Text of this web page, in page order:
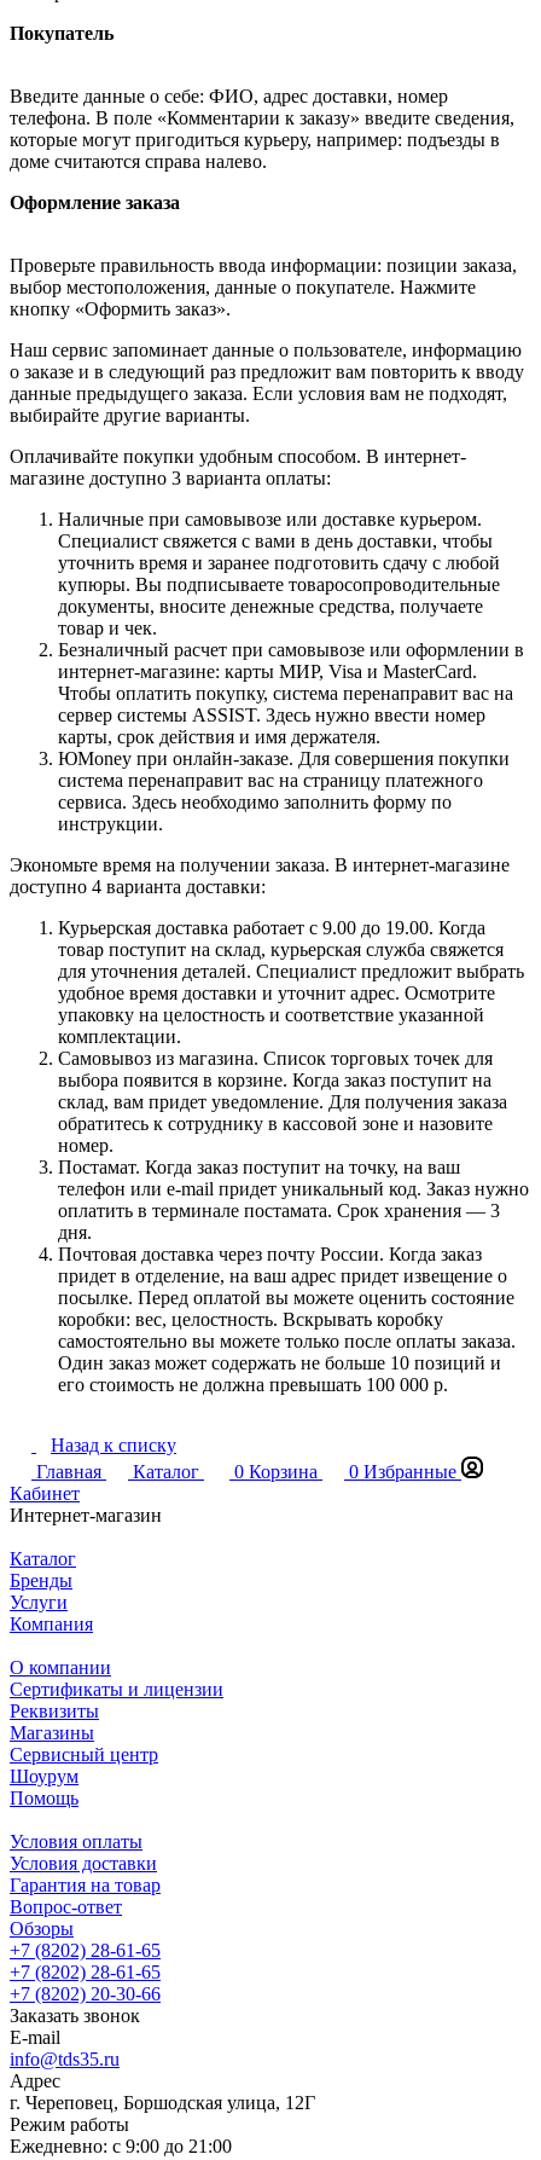
Покупатель
Введите данные о себе: ФИО, адрес доставки, номер
телефона. В поле «Комментарии к заказу» введите сведения,
которые могут пригодиться курьеру, например: подъезды в
доме считаются справа налево.
Оформление заказа
Проверьте правильность ввода информации: позиции заказа,
выбор местоположения, данные о покупателе. Нажмите
кнопку «Оформить заказ».
Наш сервис запоминает данные о пользователе, информацию
о заказе и в следующий раз предложит вам повторить к вводу
данные предыдущего заказа. Если условия вам не подходят,
выбирайте другие варианты.
Оплачивайте покупки удобным способом. В интернет-
магазине доступно 3 варианта оплаты:
Наличные при самовывозе или доставке курьером.
Специалист свяжется с вами в день доставки, чтобы
уточнить время и заранее подготовить сдачу с любой
купюры. Вы подписываете товаросопроводительные
документы, вносите денежные средства, получаете
товар и чек.
Безналичный расчет при самовывозе или оформлении в
интернет-магазине: карты МИР, Visa и MasterCard.
Чтобы оплатить покупку, система перенаправит вас на
сервер системы ASSIST. Здесь нужно ввести номер
карты, срок действия и имя держателя.
ЮMoney при онлайн-заказе. Для совершения покупки
система перенаправит вас на страницу платежного
сервиса. Здесь необходимо заполнить форму по
инструкции.
Экономьте время на получении заказа. В интернет-магазине
доступно 4 варианта доставки:
Курьерская доставка работает с 9.00 до 19.00. Когда
товар поступит на склад, курьерская служба свяжется
для уточнения деталей. Специалист предложит выбрать
удобное время доставки и уточнит адрес. Осмотрите
упаковку на целостность и соответствие указанной
комплектации.
Самовывоз из магазина. Список торговых точек для
выбора появится в корзине. Когда заказ поступит на
склад, вам придет уведомление. Для получения заказа
обратитесь к сотруднику в кассовой зоне и назовите
номер.
Постамат. Когда заказ поступит на точку, на ваш
телефон или e-mail придет уникальный код. Заказ нужно
оплатить в терминале постамата. Срок хранения — 3
дня.
Почтовая доставка через почту России. Когда заказ
придет в отделение, на ваш адрес придет извещение о
посылке. Перед оплатой вы можете оценить состояние
коробки: вес, целостность. Вскрывать коробку
самостоятельно вы можете только после оплаты заказа.
Один заказ может содержать не больше 10 позиций и
его стоимость не должна превышать 100 000 р.
Назад к списку
Главная
Каталог 0 Корзина 0 Избранные
Кабинет
Интернет-магазин
Каталог
Бренды
Услуги
Компания
О компании
Сертификаты и лицензии
Реквизиты
Магазины
Сервисный центр
Шоурум
Помощь
Условия оплаты
Условия доставки
Гарантия на товар
Вопрос-ответ
Обзоры
+7 (8202) 28‑61-65
+7 (8202) 28‑61-65
+7 (8202) 20‑30-66
Заказать звонок
E-mail
info@tds35.ru
Адрес
г. Череповец, Боршодская улица, 12Г
Режим работы
Ежедневно: с 9:00 до 21:00